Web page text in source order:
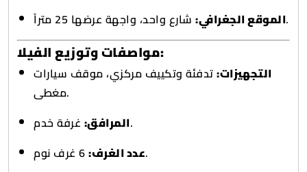
الموقع الجغرافي:شارع واحد، واجهة عرضها 25 متراً.
مواصفات وتوزيع الفيلا:
التجهيزات:تدفئة وتكييف مركزي، موقف سيارات
مغطى.
المرافق:غرفة خدم.
عدد الغرف:6 غرف نوم.